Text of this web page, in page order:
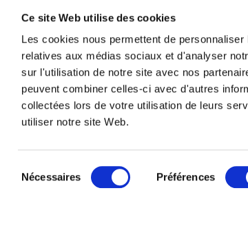
Ce site Web utilise des cookies
Les cookies nous permettent de
relatives aux médias sociaux et d'analyser
sur l'utilisation de notre site avec nos
peuvent combiner celles-ci avec d'autres
collectées lors de votre utilisation de leurs
utiliser notre site Web.
du
Nécessaires Préférences
Accompagnement de nos